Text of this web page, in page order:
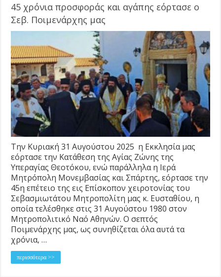
45 χρόνια προσφοράς και αγάπης εόρτασε ο
Σεβ. Ποιμενάρχης μας
Την Κυριακή 31 Αυγούστου 2025 η Εκκλησία μας
εόρτασε την Κατάθεση της Αγίας Ζώνης της
Υπεραγίας Θεοτόκου, ενώ παράλληλα η Ιερά
Μητρόπολη Μονεμβασίας και Σπάρτης, εόρτασε την
45η επέτειο της εις Επίσκοπον χειροτονίας του
Σεβασμιωτάτου Μητροπολίτη μας κ. Ευσταθίου, η
οποία τελέσθηκε στις 31 Αυγούστου 1980 στον
Μητροπολιτικό Ναό Αθηνών. Ο σεπτός
Ποιμενάρχης μας, ως συνηθίζεται όλα αυτά τα
χρόνια, …
περισσότερα >>